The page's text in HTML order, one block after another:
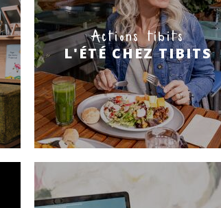
Actions tibits
L'ÉTÉ CHEZ TIBITS